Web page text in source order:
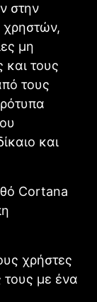
στην
χρηστών,
μη
και τους
τους
και
Cortana
χρήστες
τους με ένα